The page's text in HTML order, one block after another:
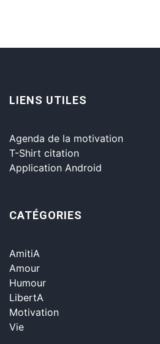
LIENS UTILES
Agenda de la motivation
T-Shirt citation
Application Android
CATÉGORIES
AmitiA
Amour
Humour
LibertA
Motivation
Vie